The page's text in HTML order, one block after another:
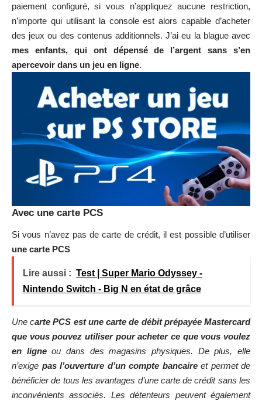
paiement configuré, si vous n’appliquez aucune restriction,
n’importe qui utilisant la console est alors capable d’acheter
des jeux ou des contenus additionnels. J’ai eu la blague avec
mes enfants, qui ont dépensé de l’argent sans s’en
apercevoir dans un jeu en ligne.
Avec une carte PCS
Si vous n’avez pas de carte de crédit, il est possible d’utiliser
une carte PCS
Lire aussi : Test | Super Mario Odyssey -
Nintendo Switch - Big N en état de grâce
Une carte PCS est une carte de débit prépayée Mastercard
que vous pouvez utiliser pour acheter ce que vous voulez
en ligneou dans des magasins physiques. De plus, elle
n’exige pas l’ouverture d’un compte bancaireet permet de
bénéficier de tous les avantages d’une carte de crédit sans les
inconvénients associés. Les détenteurs peuvent également